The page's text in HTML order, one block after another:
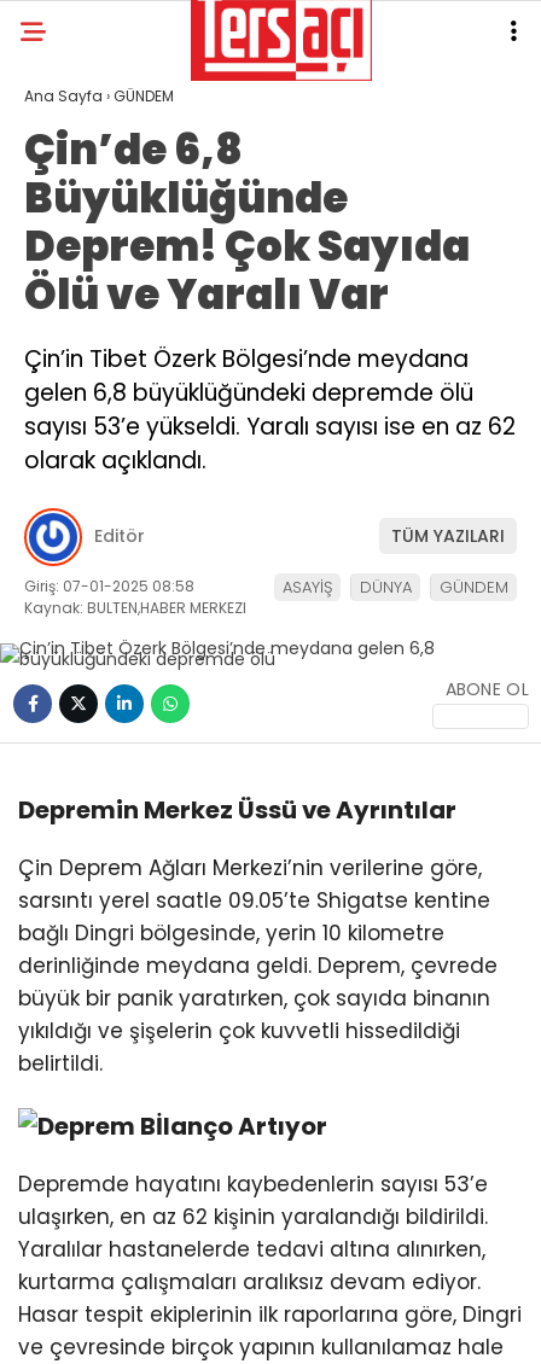
WhatsApp
Facebook
Instagram
30.1°
KAHRAMANMARAŞ
GALERİ VİDEO
GÜNDEM
ASAYİŞ
DÜNYA
KAHRAMANMARAŞ
SPOR
TEKNOLOJİ
Ana Sayfa ›GÜNDEM
Çin’de 6,8
Büyüklüğünde
Deprem! Çok Sayıda
Ölü ve Yaralı Var
Çin’in Tibet Özerk Bölgesi’nde meydana
gelen 6,8 büyüklüğündeki depremde ölü
sayısı 53’e yükseldi. Yaralı sayısı ise en az 62
olarak açıklandı.
Editör TÜM YAZILARI
Giriş: 07-01-2025 08:58
Kaynak: BULTEN,HABER MERKEZI
ASAYİŞ DÜNYA GÜNDEM
ABONE OL
Depremin Merkez Üssü ve Ayrıntılar
Çin Deprem Ağları Merkezi’nin verilerine göre,
sarsıntı yerel saatle 09.05’te Shigatse kentine
bağlı Dingri bölgesinde, yerin 10 kilometre
derinliğinde meydana geldi. Deprem, çevrede
büyük bir panik yaratırken, çok sayıda binanın
yıkıldığı ve şişelerin çok kuvvetli hissedildiği
belirtildi.
Bİlanço Artıyor
Depremde hayatını kaybedenlerin sayısı 53’e
ulaşırken, en az 62 kişinin yaralandığı bildirildi.
Yaralılar hastanelerde tedavi altına alınırken,
kurtarma çalışmaları aralıksız devam ediyor.
Hasar tespit ekiplerinin ilk raporlarına göre, Dingri
ve çevresinde birçok yapının kullanılamaz hale